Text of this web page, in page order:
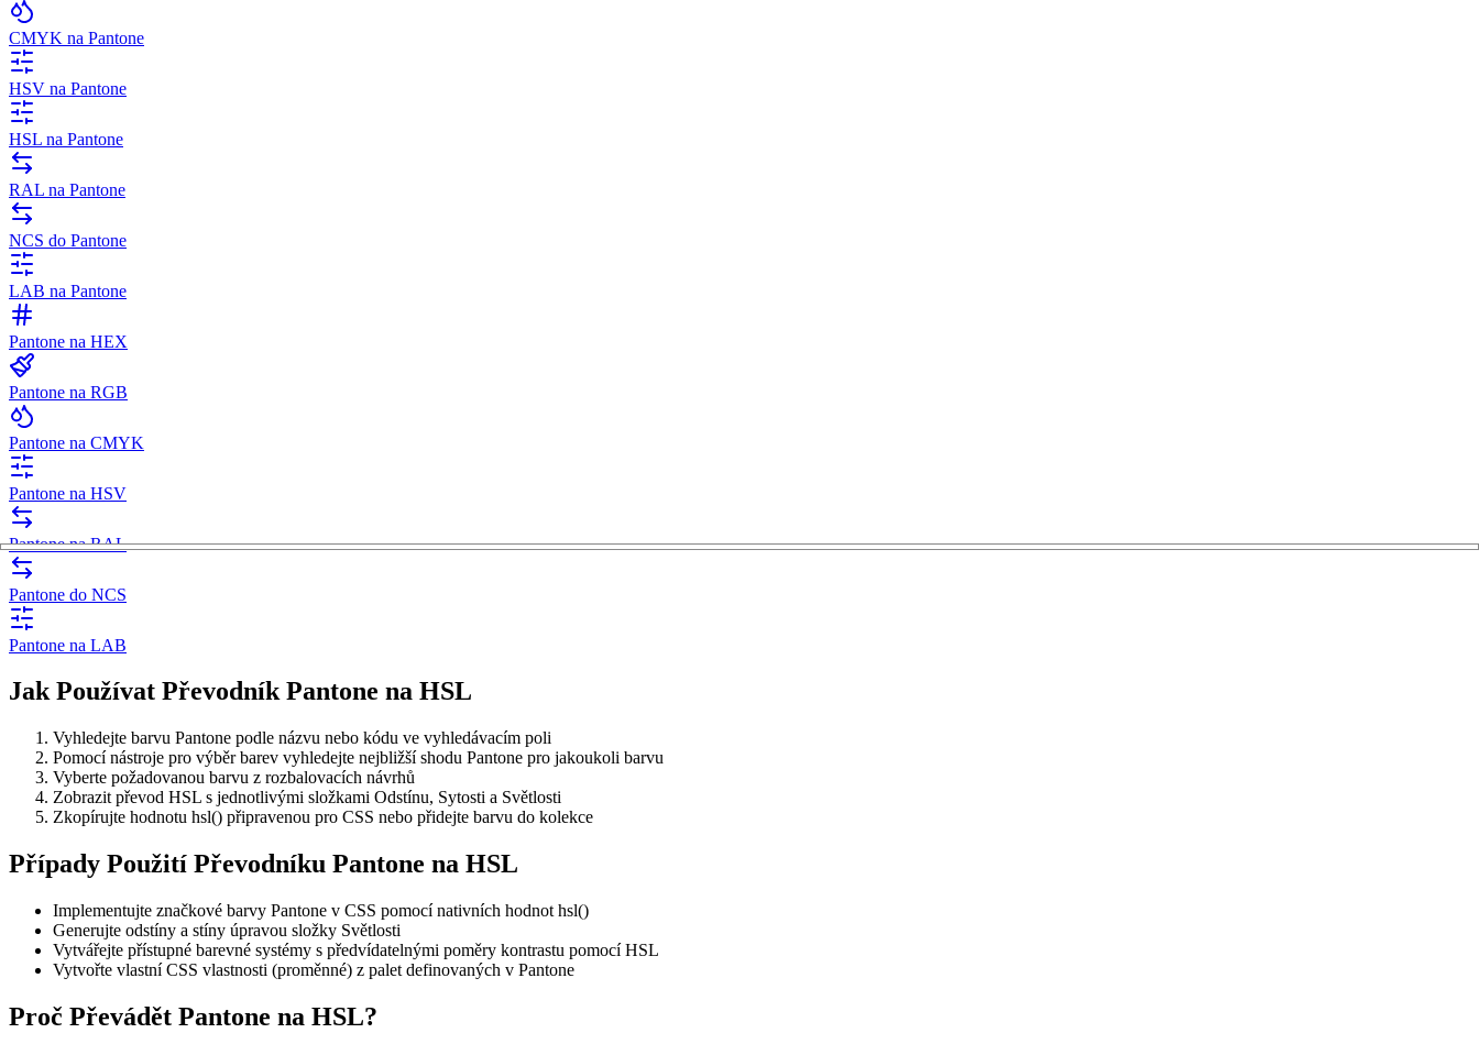
CMYK na Pantone
HSV na Pantone
HSL na Pantone
RAL na Pantone
NCS do Pantone
LAB na Pantone
Pantone na HEX
Pantone na RGB
Pantone na CMYK
Pantone na HSV
Pantone na RAL
Pantone do NCS
Pantone na LAB
Jak Používat Převodník Pantone na HSL
Vyhledejte barvu Pantone podle názvu nebo kódu ve vyhledávacím poli
Pomocí nástroje pro výběr barev vyhledejte nejbližší shodu Pantone pro jakoukoli barvu
Vyberte požadovanou barvu z rozbalovacích návrhů
Zobrazit převod HSL s jednotlivými složkami Odstínu, Sytosti a Světlosti
Zkopírujte hodnotu hsl() připravenou pro CSS nebo přidejte barvu do kolekce
Případy Použití Převodníku Pantone na HSL
Implementujte značkové barvy Pantone v CSS pomocí nativních hodnot hsl()
Generujte odstíny a stíny úpravou složky Světlosti
Vytvářejte přístupné barevné systémy s předvídatelnými poměry kontrastu pomocí HSL
Vytvořte vlastní CSS vlastnosti (proměnné) z palet definovaných v Pantone
Proč Převádět Pantone na HSL?